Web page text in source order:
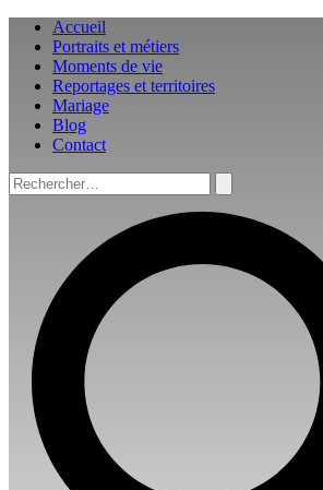
Aller
contenu
Accueil
Portraits et métiers
Moments de vie
Reportages et territoires
Mariage
Blog
Contact
Rechercher :